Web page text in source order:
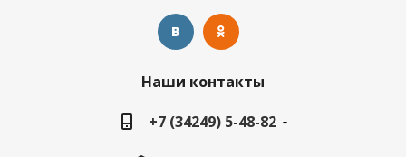
Наши контакты
+7 (34249) 5-48-82